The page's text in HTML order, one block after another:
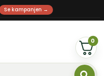
Se kampanjen →
0